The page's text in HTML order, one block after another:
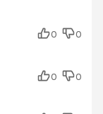
0
0
0
0